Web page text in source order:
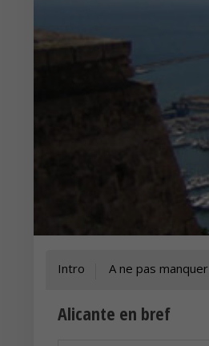
Intro A ne pas manquer
Alicante en bref